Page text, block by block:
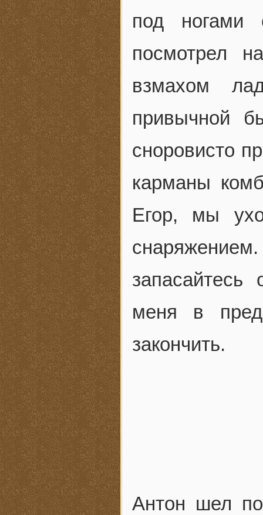
под ногами
посмотрел
взмахом
привычной
сноровисто
карманы
Егор, мы
меня в
закончить.
Антон шел по